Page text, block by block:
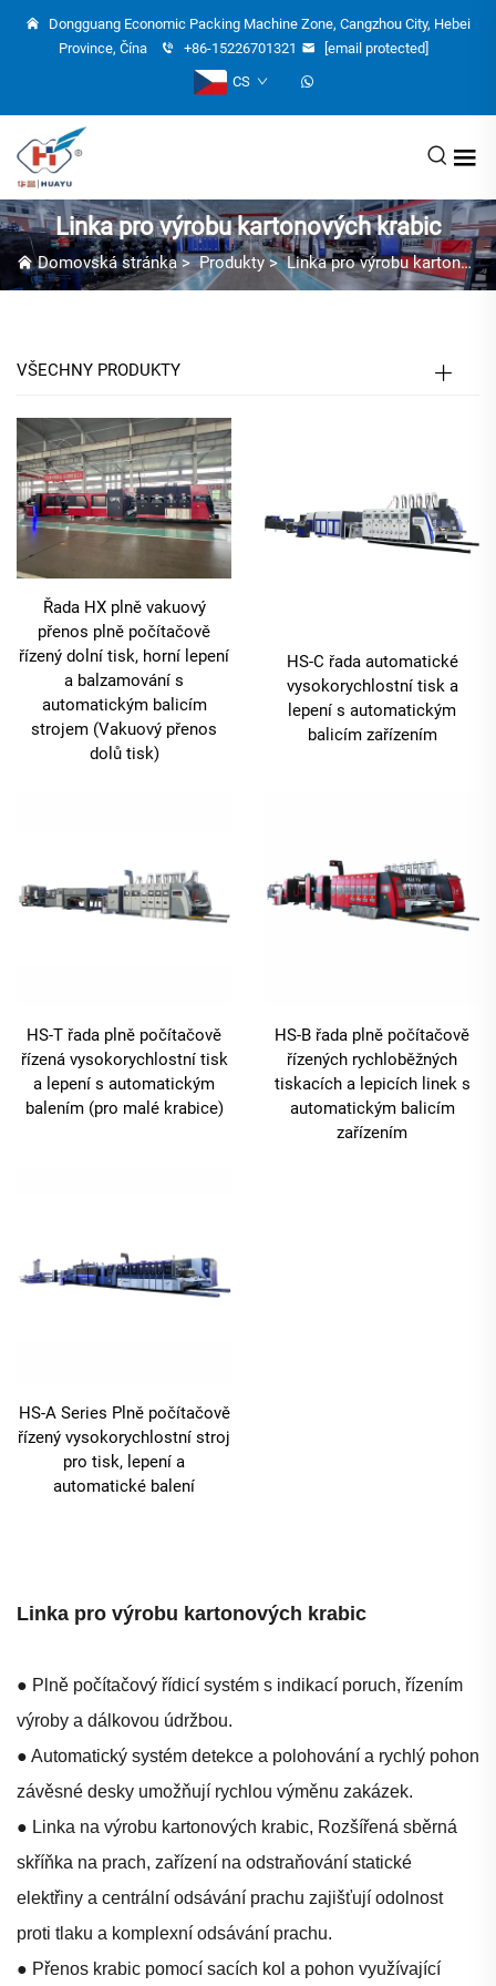
Dongguang Economic Packing Machine Zone, Cangzhou City, Hebei
Province, Čína
+86-15226701321
[email protected]
CS
Linka pro výrobu kartonových krabic
Domovská stránka>Produkty>Linka pro výrobu kartonových krabic
VŠECHNY PRODUKTY
Řada HX plně vakuový
přenos plně počítačově
řízený dolní tisk, horní lepení
a balzamování s
automatickým balicím
strojem (Vakuový přenos
dolů tisk)
HS-C řada automatické
vysokorychlostní tisk a
lepení s automatickým
balicím zařízením
HS-T řada plně počítačově
řízená vysokorychlostní tisk
a lepení s automatickým
balením (pro malé krabice)
HS-B řada plně počítačově
řízených rychloběžných
tiskacích a lepicích linek s
automatickým balicím
zařízením
HS-A Series Plně počítačově
řízený vysokorychlostní stroj
pro tisk, lepení a
automatické balení
Linka pro výrobu kartonových krabic
● Plně počítačový řídicí systém s indikací poruch, řízením
výroby a dálkovou údržbou.
● Automatický systém detekce a polohování a rychlý pohon
závěsné desky umožňují rychlou výměnu zakázek.
● Linka na výrobu kartonových krabic, Rozšířená sběrná
skříňka na prach, zařízení na odstraňování statické
elektřiny a centrální odsávání prachu zajišťují odolnost
proti tlaku a komplexní odsávání prachu.
● Přenos krabic pomocí sacích kol a pohon využívající